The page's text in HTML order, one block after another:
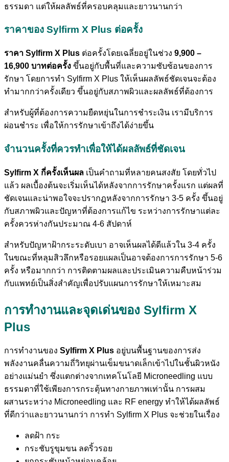
ธรรมดา แต่ให้ผลลัพธ์ที่ครอบคลุมและยาวนานกว่า
ราคาของ Sylfirm X Plus ต่อครั้ง
ราคา Sylfirm X Plus ต่อครั้งโดยเฉลี่ยอยู่ในช่วง 9,900 –
16,900 บาทต่อครั้ง ขึ้นอยู่กับพื้นที่และความซับซ้อนของการ
รักษา โดยการทำ Sylfirm X Plus ให้เห็นผลลัพธ์ชัดเจนจะต้อง
ทำมากกว่าครั้งเดียว ขึ้นอยู่กับสภาพผิวและผลลัพธ์ที่ต้องการ
สำหรับผู้ที่ต้องการความยืดหยุ่นในการชำระเงิน เรามีบริการ
ผ่อนชำระ เพื่อให้การรักษาเข้าถึงได้ง่ายขึ้น
จำนวนครั้งที่ควรทำเพื่อให้ได้ผลลัพธ์ที่ชัดเจน
Sylfirm X กี่ครั้งเห็นผล เป็นคำถามที่หลายคนสงสัย โดยทั่วไป
แล้ว ผลเบื้องต้นจะเริ่มเห็นได้หลังจากการรักษาครั้งแรก แต่ผลที่
ชัดเจนและน่าพอใจจะปรากฏหลังจากการรักษา 3-5 ครั้ง ขึ้นอยู่
กับสภาพผิวและปัญหาที่ต้องการแก้ไข ระหว่างการรักษาแต่ละ
ครั้งควรห่างกันประมาณ 4-6 สัปดาห์
สำหรับปัญหาฝ้ากระระดับเบา อาจเห็นผลได้ดีแล้วใน 3-4 ครั้ง
ในขณะที่หลุมสิวลึกหรือรอยแผลเป็นอาจต้องการการรักษา 5-6
ครั้ง หรือมากกว่า การติดตามผลและประเมินความคืบหน้าร่วม
กับแพทย์เป็นสิ่งสำคัญเพื่อปรับแผนการรักษาให้เหมาะสม
การทำงานและจุดเด่นของ Sylfirm X
Plus
การทำงานของ Sylfirm X Plus อยู่บนพื้นฐานของการส่ง
พลังงานคลื่นความถี่วิทยุผ่านเข็มขนาดเล็กเข้าไปในชั้นผิวหนัง
อย่างแม่นยำ ซึ่งแตกต่างจากเทคโนโลยี Microneedling แบบ
ธรรมดาที่ใช้เพียงการกระตุ้นทางกายภาพเท่านั้น การผสม
ผสานระหว่าง Microneedling และ RF energy ทำให้ได้ผลลัพธ์
ที่ดีกว่าและยาวนานกว่า การทำ Sylfirm X Plus จะช่วยในเรื่อง
ลดฝ้า กระ
กระชับรูขุมขน ลดริ้วรอย